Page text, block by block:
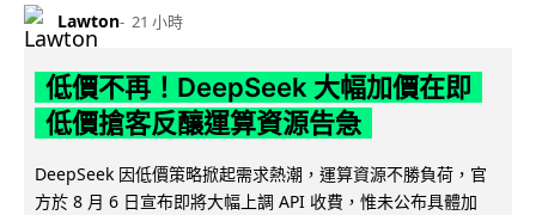
Lawton 21 小時
低價不再！DeepSeek 大幅加價在即
低價搶客反釀運算資源告急
DeepSeek 因低價策略掀起需求熱潮，運算資源不勝負荷，官
方於 8 月 6 日宣布即將大幅上調 API 收費，惟未公布具體加